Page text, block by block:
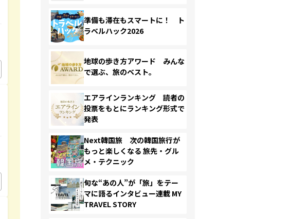
準備も滞在もスマートに！ ト
ラベルハック2026
地球の歩き方アワード みんな
で選ぶ、旅のベスト。
エアラインランキング 読者の
投票をもとにランキング形式で
発表
Next韓国旅 次の韓国旅行が
もっと楽しくなる 旅先・グル
メ・テクニック
旬な“あの人”が「旅」をテー
マに語るインタビュー連載 MY
TRAVEL STORY